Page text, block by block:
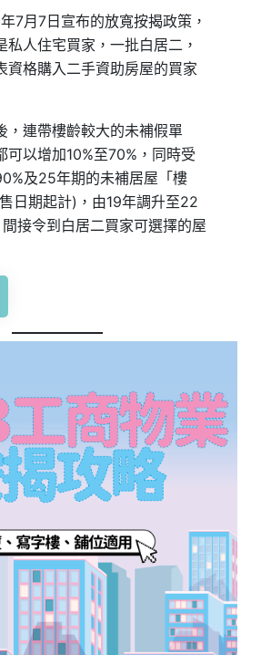
7月7日宣布的放寬按揭政策，
私人住宅買家，一批白居二，
資格購入二手資助房屋的買家
，連帶樓齡較大的未補假單
可以增加10%至70%，同時受
及25年期的未補居屋「樓
日期起計)，由19年調升至22
接令到白居二買家可選擇的屋